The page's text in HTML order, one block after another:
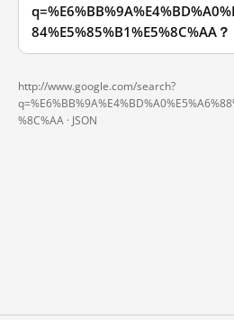
84%E5%85%B1%E5%8C%AA？
http://www.google.com/search?
%8C%AA · JSON